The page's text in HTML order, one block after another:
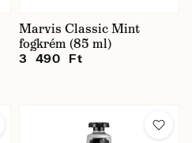
Marvis Classic Mint
fogkrém (85 ml)
3 490 Ft